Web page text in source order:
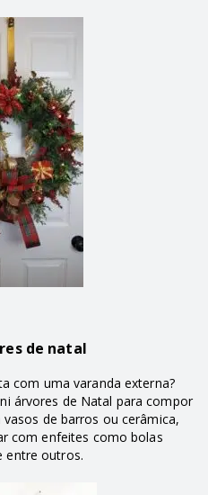
de natal
com uma varanda externa?
árvores de Natal para compor
de barros ou cerâmica,
com enfeites como bolas
entre outros.